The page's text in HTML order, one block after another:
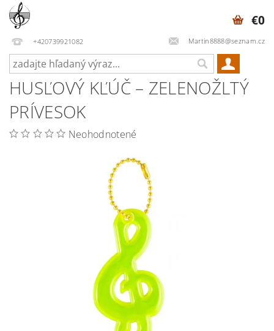
+420739921082 Martin8888@seznam.cz
€0
HUSĽOVÝ KĽÚČ – ZELENOŽLTÝ
PRÍVESOK
Neohodnotené